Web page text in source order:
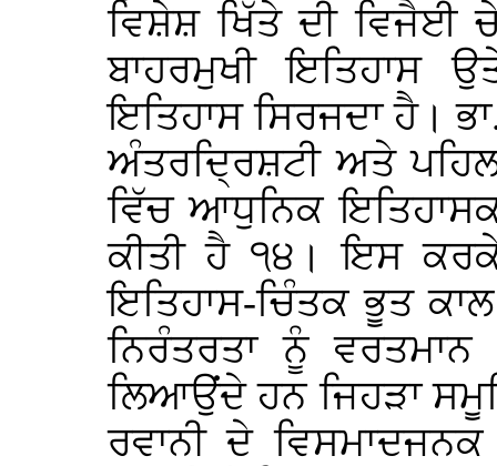
ਵਿਸ਼ੇਸ਼ ਖਿੱਤੇ ਦੀ ਵਿਜੈਈ
ਬਾਹਰਮੁਖੀ ਇਤਿਹਾਸ
ਇਤਿਹਾਸ ਸਿਰਜਦਾ ਹੈ।
ਅੰਤਰਦ੍ਰਿਸ਼ਟੀ ਅਤੇ
ਵਿੱਚ ਆਧੁਨਿਕ
ਕੀਤੀ ਹੈ ੧੪। ਇਸ
ਇਤਿਹਾਸ-ਚਿੰਤਕ ਭੂਤ
ਨਿਰੰਤਰਤਾ ਨੂੰ
ਲਿਆਉਂਦੇ ਹਨ ਜਿਹੜਾ
ਰਵਾਨੀ ਦੇ